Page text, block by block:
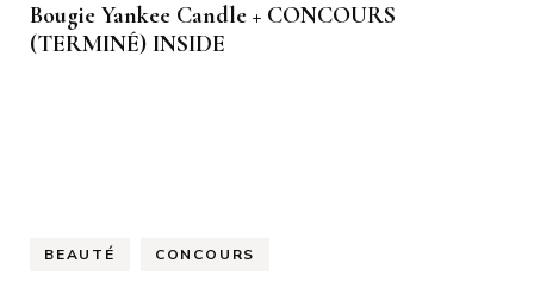
Bougie Yankee Candle + CONCOURS
(TERMINÉ) INSIDE
BEAUTÉ CONCOURS